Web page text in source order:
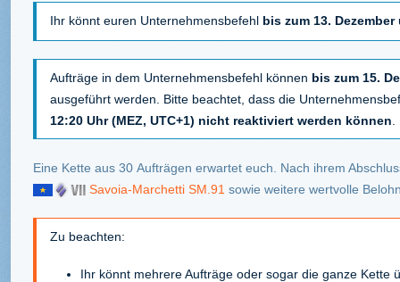
Ihr könnt euren Unternehmensbefehl bis zum 13. Dezember
Aufträge in dem Unternehmensbefehl können bis zum 15.
ausgeführt werden. Bitte beachtet, dass die
12:20 Uhr (MEZ, UTC+1) nicht reaktiviert werden können
Eine Kette aus 30 Aufträgen erwartet euch. Nach ihrem
Savoia-Marchetti SM.91 sowie weitere wertvolle
Zu beachten:
Ihr könnt mehrere Aufträge oder sogar die ganze Kette